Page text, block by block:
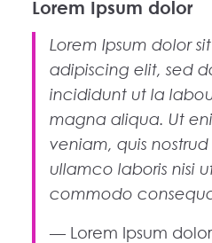
Lorem Ipsum dolor
Lorem Ipsum dolor
adipiscing elit, sed
incididunt ut la
magna aliqua. Ut
veniam, quis
ullamco laboris nisi
commodo
Lorem Ipsum dolor